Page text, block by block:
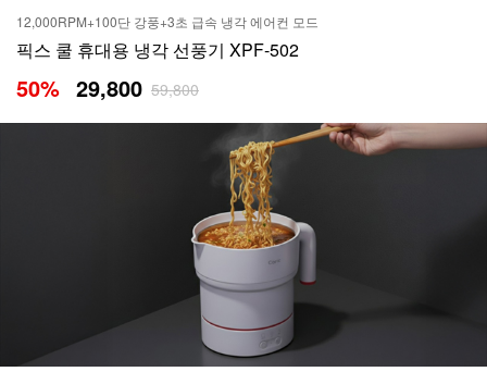
12,000RPM+100단 강풍+3초 급속 냉각 에어컨 모드
픽스 쿨 휴대용 냉각 선풍기 XPF-502
50% 29,800 59,800